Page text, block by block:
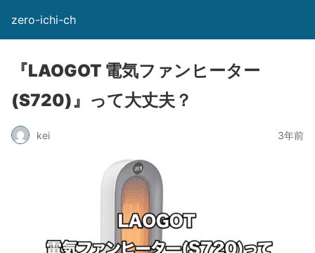
zero-ichi-ch
『LAOGOT 電気ファンヒーター
(S720)』って大丈夫？
kei 3年前